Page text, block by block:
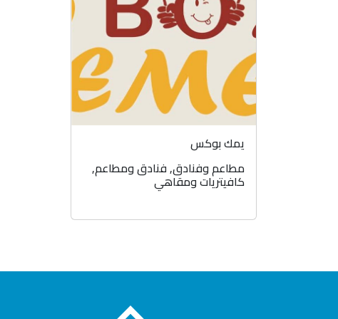
يمك بوكس
مطاعم وفنادق,فنادق ومطاعم,
كافيتريات ومقاهي